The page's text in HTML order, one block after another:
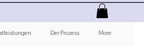
Der Prozess More